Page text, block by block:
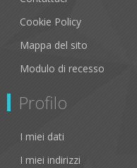
Cookie Policy
Mappa del sito
Modulo di recesso
Profilo
I miei dati
I miei indirizzi